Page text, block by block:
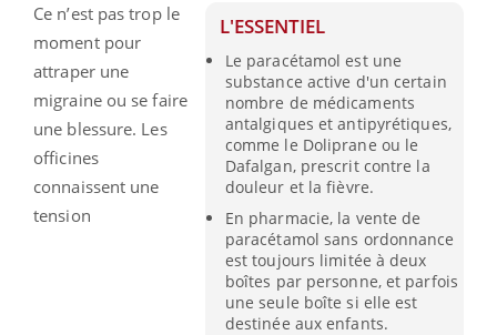
L'ESSENTIEL
Le paracétamol est une
substance active d'un certain
nombre de médicaments
antalgiques et antipyrétiques,
comme le Doliprane ou le
Dafalgan, prescrit contre la
douleur et la fièvre.
En pharmacie, la vente de
paracétamol sans ordonnance
est toujours limitée à deux
boîtes par personne, et parfois
une seule boîte si elle est
destinée aux enfants.
Ce n’est pas trop le
moment pour
attraper une
migraine ou se faire
une blessure. Les
officines
connaissent une
tension